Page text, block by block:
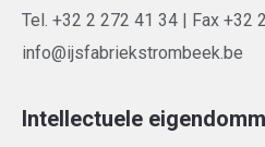
Tel. +32 2 272 41 34 | Fax +32
info@ijsfabriekstrombeek.be
Intellectuele